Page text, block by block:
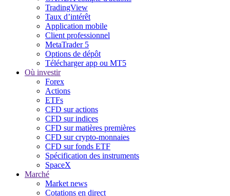
TradingView
Taux d’intérêt
Application mobile
Client professionnel
MetaTrader 5
Options de dépôt
Télécharger app ou MT5
Où investir
Forex
Actions
ETFs
CFD sur actions
CFD sur indices
CFD sur matières premières
CFD sur crypto-monnaies
CFD sur fonds ETF
Spécification des instruments
SpaceX
Marché
Market news
Cotations en direct